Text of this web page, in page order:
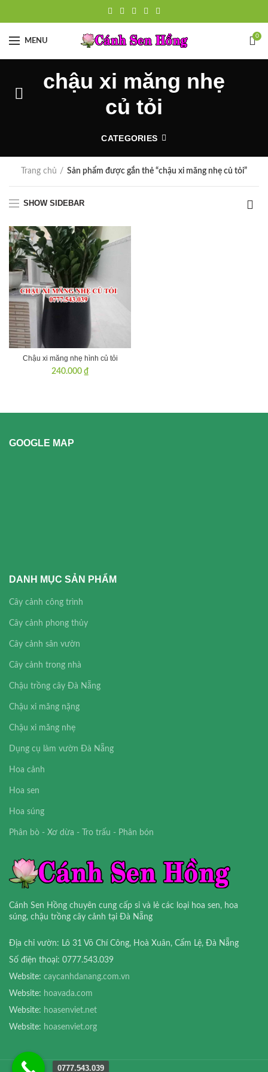
MENU
0
chậu xi măng nhẹ
củ tỏi
CATEGORIES
Trang chủ Sản phẩm được gắn thẻ “chậu xi măng nhẹ củ tỏi”
SHOW SIDEBAR
Chậu xi măng nhẹ hình củ tỏi
240.000 ₫
GOOGLE MAP
DANH MỤC SẢN PHẨM
Cây cảnh công trình
Cây cảnh phong thủy
Cây cảnh sân vườn
Cây cảnh trong nhà
Chậu trồng cây Đà Nẵng
Chậu xi măng nặng
Chậu xi măng nhẹ
Dụng cụ làm vườn Đà Nẵng
Hoa cảnh
Hoa sen
Hoa súng
Phân bò - Xơ dừa - Tro trấu - Phân bón
Cánh Sen Hồng chuyên cung cấp sỉ và lẻ các loại hoa sen, hoa
súng, chậu trồng cây cảnh tại Đà Nẵng
Địa chỉ vườn: Lô 31 Võ Chí Công, Hoà Xuân, Cẩm Lệ, Đà Nẵng
Số điện thoại: 0777.543.039
Website: caycanhdanang.com.vn
Website: hoavada.com
Website: hoasenviet.net
Website: hoasenviet.org
0777.543.039